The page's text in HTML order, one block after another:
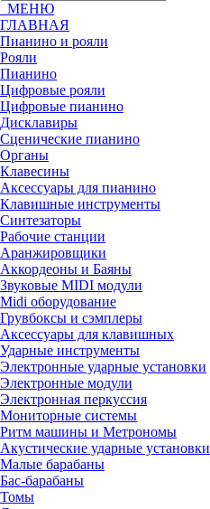
МЕНЮ
ГЛАВНАЯ
Пианино и рояли
Рояли
Пианино
Цифровые рояли
Цифровые пианино
Дисклавиры
Сценические пианино
Органы
Клавесины
Аксессуары для пианино
Клавишные инструменты
Синтезаторы
Рабочие станции
Аранжировщики
Аккордеоны и Баяны
Звуковые MIDI модули
Midi оборудование
Грувбоксы и сэмплеры
Аксессуары для клавишных
Ударные инструменты
Электронные ударные установки
Электронные модули
Электронная перкуссия
Мониторные системы
Ритм машины и Метрономы
Акустические ударные установки
Малые барабаны
Бас-барабаны
Томы